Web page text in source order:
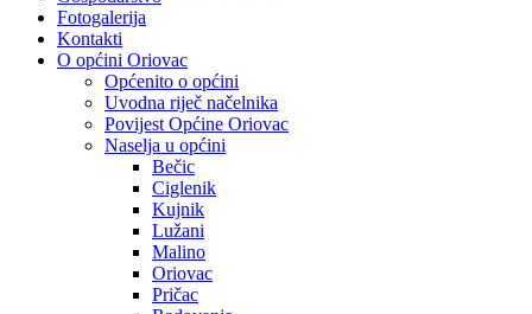
Fotogalerija
Kontakti
O općini Oriovac
Općenito o općini
Uvodna riječ načelnika
Povijest Općine Oriovac
Naselja u općini
Bečic
Ciglenik
Kujnik
Lužani
Malino
Oriovac
Pričac